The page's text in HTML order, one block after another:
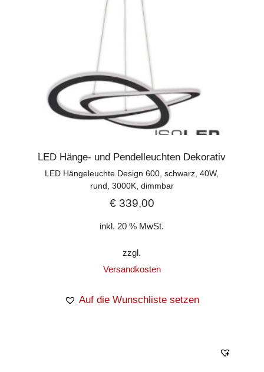
LED Hänge- und Pendelleuchten Dekorativ
LED Hängeleuchte Design 600, schwarz, 40W,
rund, 3000K, dimmbar
€339,00
inkl. 20 % MwSt.
zzgl.
Versandkosten
Auf die Wunschliste setzen